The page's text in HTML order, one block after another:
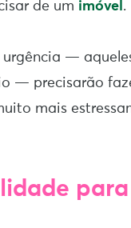
de um imóvel .
urgência —
— precisarão
mais